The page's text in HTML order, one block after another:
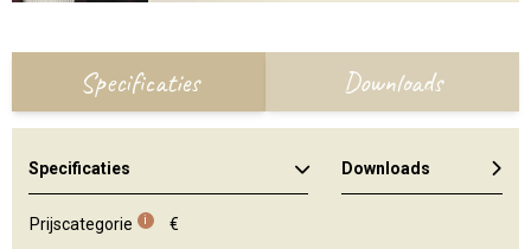
Specificaties Downloads
Specificaties
Prijscategorie i €
Downloads